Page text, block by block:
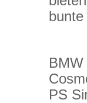
PS